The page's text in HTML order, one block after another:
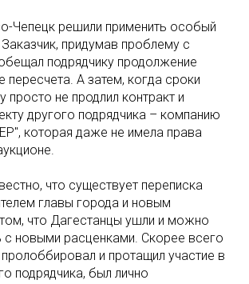
Чепецк решили применить особый
придумав проблему с
подрядчику продолжение
пересчета. А затем, когда сроки
просто не продлил контракт и
другого подрядчика – компанию
которая даже не имела права
что существует переписка
главы города и новым
что Дагестанцы ушли и можно
с новыми расценками. Скорее всего
и протащил участие в
подрядчика, был лично